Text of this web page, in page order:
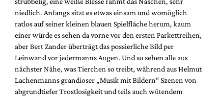
Partner
Mediadaten
Suche
niedlich. Anfangs sitzt es etwas einsam und womöglich
ratlos auf seiner kleinen blauen Spielfläche herum, kaum
einer würde es sehen da vorne vor den ersten Parkettreihen,
aber Bert Zander überträgt das possierliche Bild per
Leinwand vor jedermanns Augen. Und so sehen alle aus
nächster Nähe, was Tierchen so treibt, während aus Helmut
Lachenmanns grandioser „Musik mit Bildern“ Szenen von
abgrundtiefer Trostlosigkeit und teils auch wütendem